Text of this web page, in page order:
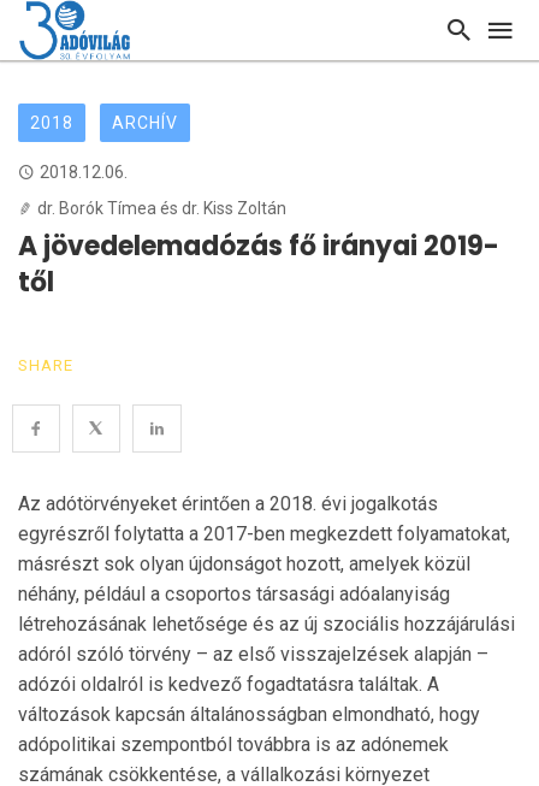
2018 ARCHÍV
2018.12.06.
dr. Borók Tímea és dr. Kiss Zoltán
A jövedelemadózás fő irányai 2019-
től
SHARE
Az adótörvényeket érintően a 2018. évi jogalkotás
egyrészről folytatta a 2017-ben megkezdett folyamatokat,
másrészt sok olyan újdonságot hozott, amelyek közül
néhány, például a csoportos társasági adóalanyiság
létrehozásának lehetősége és az új szociális hozzájárulási
adóról szóló törvény – az első vissza­jelzések alapján –
adózói oldalról is kedvező fogadtatásra találtak. A
változások kapcsán általánosságban elmondható, hogy
adópolitikai szempontból tovább­ra is az adónemek
számának csökkentése, a vállal­kozási környezet